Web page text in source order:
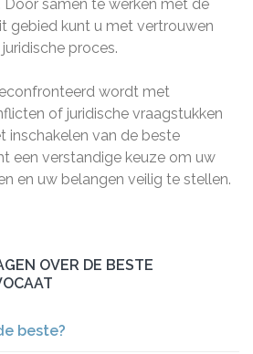
Door samen te werken met de
gebied kunt u met vertrouwen
proces.
wordt met
of juridische vraagstukken
inschakelen van de beste
een verstandige keuze om uw
en uw belangen veilig te stellen.
OVER DE BESTE
beste?